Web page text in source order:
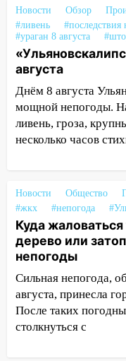
14:28
Ураган
Деева в
14:26 Жители
пытаются
дождавшись
14:16 Шторм
на улице
светофор
14:12 Куда
упавшее
после непогоды
13:59 В Новом
ветром
строящегося
13:54 В мэрии
как устраняют
Новости Обзор
#ливень
#последствия
#ураган 8 августа
августа
Днём 8 августа
мощной непогоды.
ливень, гроза,
несколько часов
Новости Общество
#жкх
#непогода
Куда
дерево или
непогоды
Сильная непогода,
августа, принесла
После таких
столкнуться с